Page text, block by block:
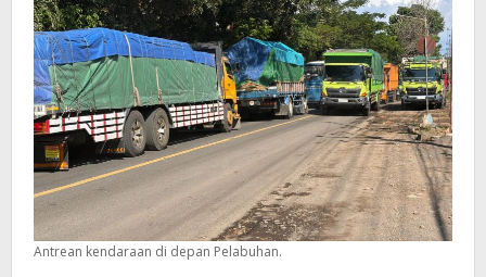
Antrean kendaraan di depan Pelabuhan.